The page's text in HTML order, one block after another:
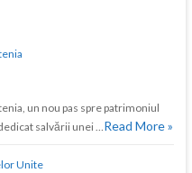
un nou pas spre patrimoniul
salvării unei …Read More »
Unite